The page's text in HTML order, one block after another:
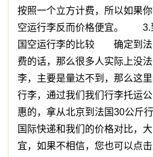
按照一个立方计费，所以如果
空运行李反而价格便宜。 3.
国空运行李的比较 确定到法
费的话，那么很多人实际上没
李，主要是量达不到，那么这
行李，通过我们我们行李托运
惠的，拿从北京到法国30公斤
国际快递和我们的价格对比，
宜，如果不相信，您也可以点